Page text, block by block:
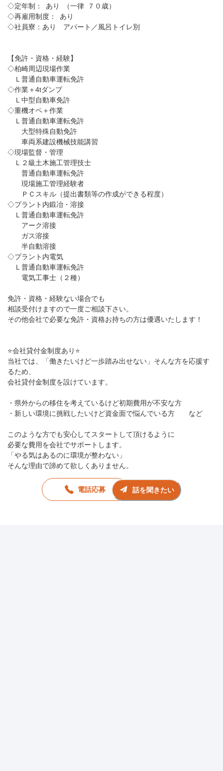
◇定年制： あり （一律 ７０歳）
◇再雇用制度： あり
◇社員寮：あり アパート／風呂トイレ別
【免許・資格・経験】
◇柏崎周辺現場作業
Ｌ普通自動車運転免許
◇作業＋4tダンプ
Ｌ中型自動車免許
◇重機オペ＋作業
Ｌ普通自動車運転免許
大型特殊自動免許
車両系建設機械技能講習
◇現場監督・管理
Ｌ２級土木施工管理技士
普通自動車運転免許
現場施工管理経験者
ＰＣスキル（提出書類等の作成ができる程度）
◇プラント内鍛冶・溶接
Ｌ普通自動車運転免許
アーク溶接
ガス溶接
半自動溶接
◇プラント内電気
Ｌ普通自動車運転免許
電気工事士（２種）
免許・資格・経験ない場合でも
相談受付けますので一度ご相談下さい。
その他会社で必要な免許・資格お持ちの方は優遇いたします！
⭐会社貸付金制度あり⭐
当社では、「働きたいけど一歩踏み出せない」そんな方を応援す
るため、
会社貸付金制度を設けています。
・県外からの移住を考えているけど初期費用が不安な方
・新しい環境に挑戦したいけど資金面で悩んでいる方 など
このような方でも安心してスタートして頂けるように
必要な費用を会社でサポートします。
「やる気はあるのに環境が整わない」
そんな理由で諦めて欲しくありません。
電話応募 話を聞きたい